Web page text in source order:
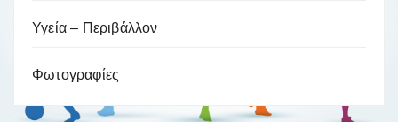
Υγεία – Περιβάλλον
Φωτογραφίες